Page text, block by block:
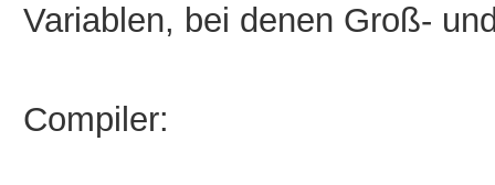
Variablen, bei denen Groß-
Compiler: